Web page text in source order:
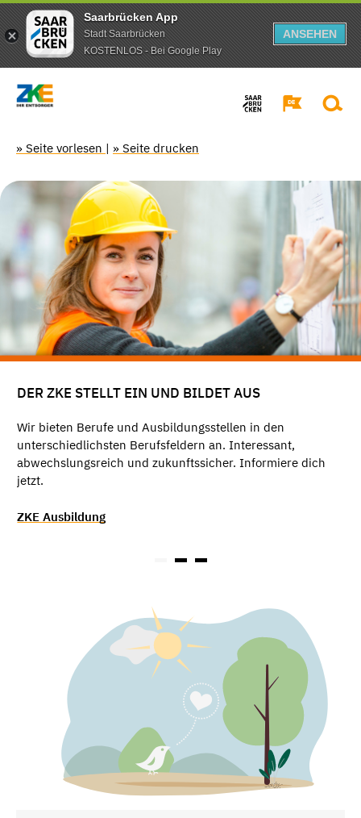
Saarbrücken App
Stadt Saarbrücken
KOSTENLOS - Bei Google Play
ANSEHEN
» Seite vorlesen | » Seite drucken
DER ZKE STELLT EIN UND BILDET AUS
Wir bieten Berufe und Ausbildungsstellen in den
unterschiedlichsten Berufsfeldern an. Interessant,
abwechslungsreich und zukunftssicher. Informiere dich
jetzt.
ZKE Ausbildung